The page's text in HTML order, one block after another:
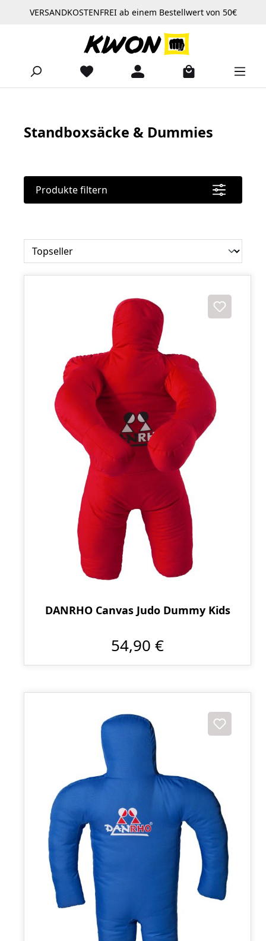
Zum Hauptinhalt springen
VERSANDKOSTENFREI ab einem Bestellwert von 50€
Standboxsäcke & Dummies
Produkte filtern
DANRHO Canvas Judo Dummy Kids
54,90 €